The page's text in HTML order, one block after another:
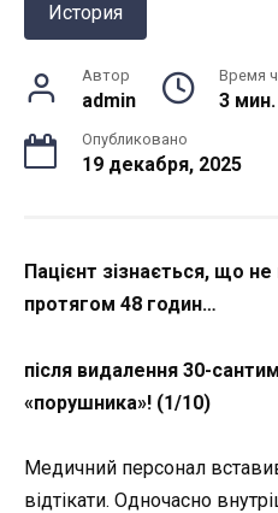
История
Автор
admin
Время
3 мин.
Опубликовано
19 декабря, 2025
Пацієнт зізнається, що
протягом 48 годин…
після видалення 30-
«порушника»! (1/10)
Медичний персонал
відтікати. Одночасно